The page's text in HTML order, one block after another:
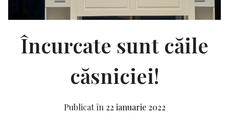
Încurcate sunt căile
căsniciei!
Publicat în 22 ianuarie 2022